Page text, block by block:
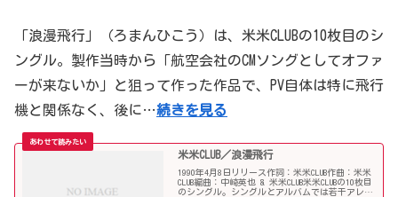
「浪漫飛行」（ろまんひこう）は、米米CLUBの10枚目のシ
ングル。製作当時から「航空会社のCMソングとしてオファ
ーが来ないか」と狙って作った作品で、PV自体は特に飛行
機と関係なく、後に…続きを見る
米米CLUB／浪漫飛行
1990年4月8日リリース作詞：米米CLUB作曲：米米
CLUB編曲：中崎英也 & 米米CLUB米米CLUBの10枚目
のシングル。シングルとアルバムでは若干アレン